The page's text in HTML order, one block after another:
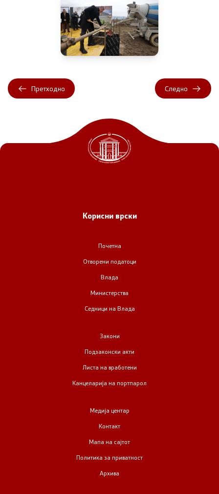
Претходно Следно
Корисни врски
Почетна
Отворени податоци
Влада
Министерства
Седници на Влада
Закони
Подзаконски акти
Листа на вработени
Канцеларија на портпарол
Медија центар
Контакт
Мапа на сајтот
Политика за приватност
Архива